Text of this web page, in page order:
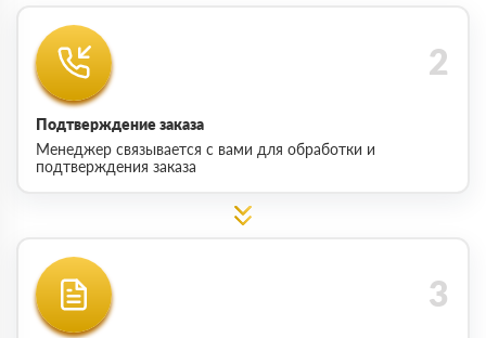
Подтверждение заказа
Менеджер связывается с вами для обработки и
подтверждения заказа